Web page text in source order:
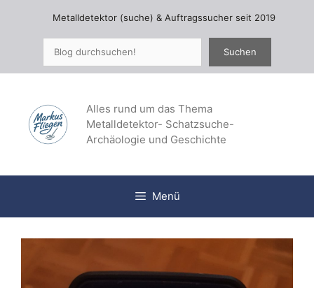
springen
Metalldetektor (suche) & Auftragssucher seit 2019
Suchen
Alles rund um das Thema
Metalldetektor- Schatzsuche-
Archäologie und Geschichte
Menü